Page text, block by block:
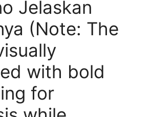
Jelaskan
(Note: The
with bold
for